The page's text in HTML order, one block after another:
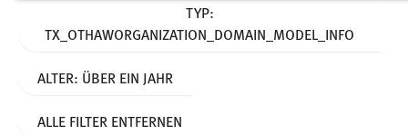
TYP:
TX_OTHAWORGANIZATION_DOMAIN_MODEL_INFO
ALTER: ÜBER EIN JAHR
ALLE FILTER ENTFERNEN
Notwendige Cookies ermöglichen grundlegende
Funktionen und sind für die einwandfreie Funktion der